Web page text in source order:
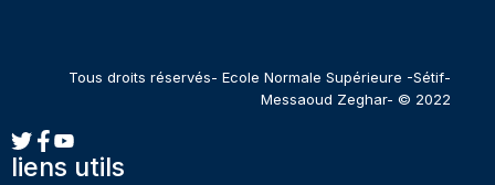
Tous droits réservés- Ecole Normale Supérieure -Sétif-
Messaoud Zeghar- © 2022
liens utils